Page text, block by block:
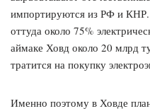
импортируются из РФ и
оттуда около 75%
аймаке Ховд около 20 млрд
тратится на покупку
Именно поэтому в Ховде